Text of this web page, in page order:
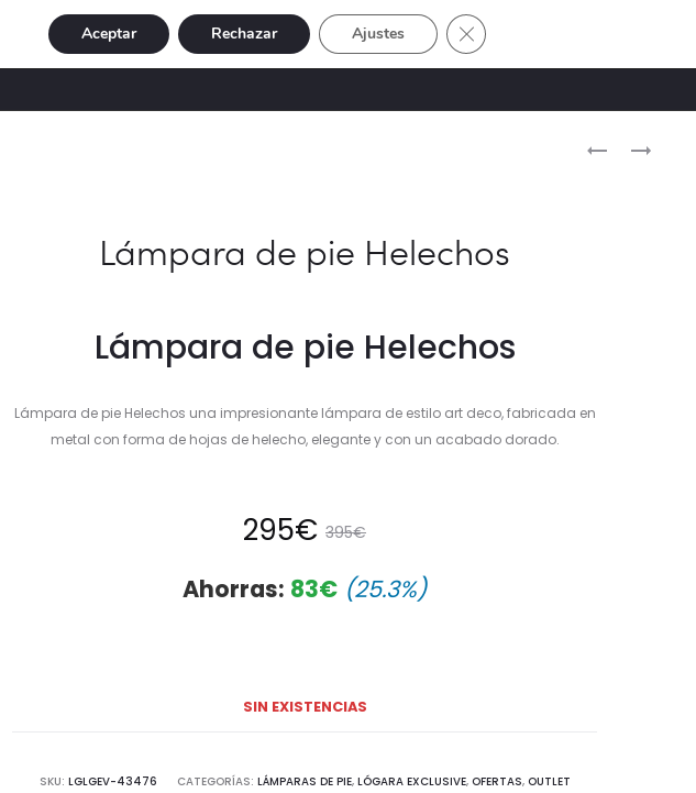
NAVIDAD EXCLUSIVE OFERTAS Buscar
FIGURA
FIGURA
Lámpara de pie Helechos
Lámpara de pie Helechos
Lámpara de pie Helechos una impresionante lámpara de estilo art deco, fabricada en
metal con forma de hojas de helecho, elegante y con un acabado dorado.
395€
El
precio
era:
295€
precio
Ahorras: 83€ (25.3%)
SIN EXISTENCIAS
SKU: LGLGEV-43476 CATEGORÍAS: LÁMPARAS DE PIE, LÓGARA EXCLUSIVE, OFERTAS, OUTLET
Aceptar Rechazar Ajustes Cerrar el banner de cookies